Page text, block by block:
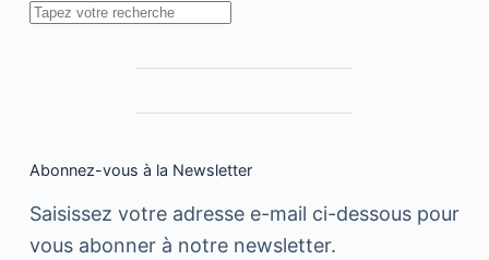
Rechercher
Abonnez-vous à la Newsletter
Saisissez votre adresse e-mail ci-dessous pour
vous abonner à notre newsletter.